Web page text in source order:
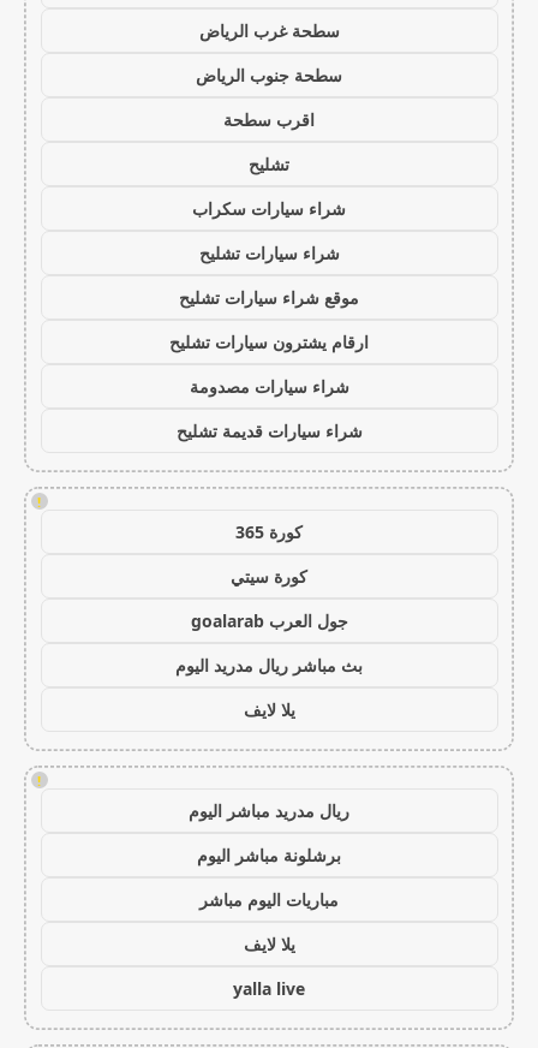
سطحة غرب الرياض
سطحة جنوب الرياض
اقرب سطحة
تشليح
شراء سيارات سكراب
شراء سيارات تشليح
موقع شراء سيارات تشليح
ارقام يشترون سيارات تشليح
شراء سيارات مصدومة
شراء سيارات قديمة تشليح
!
كورة 365
كورة سيتي
جول العرب goalarab
بث مباشر ريال مدريد اليوم
يلا لايف
!
ريال مدريد مباشر اليوم
برشلونة مباشر اليوم
مباريات اليوم مباشر
يلا لايف
yalla live